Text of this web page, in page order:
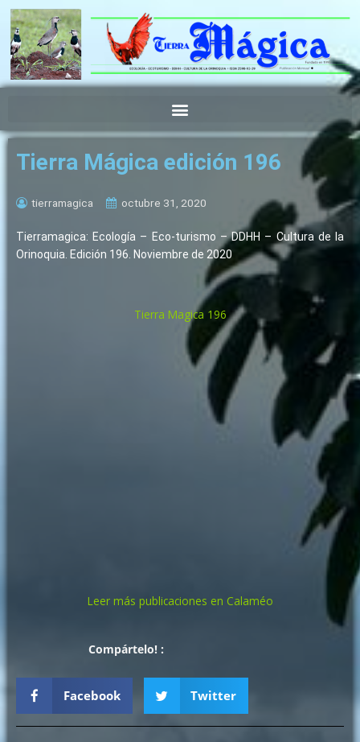
contenido
Tierra Mágica edición 196
tierramagica octubre 31, 2020
Tierramagica: Ecología – Eco-turismo – DDHH – Cultura de la
Orinoquia. Edición 196. Noviembre de 2020
Tierra Magica 196
Leer más publicaciones en Calaméo
Compártelo! :
Facebook Twitter